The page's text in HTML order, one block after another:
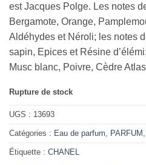
est Jacques Polge. Les notes
Bergamote, Orange,
Aldéhydes et Néroli; les notes
sapin, Epices et Résine
Musc blanc, Poivre, Cèdre
Rupture de stock
UGS : 13693
Catégories : Eau de parfum PARFUM
Étiquette : CHANEL